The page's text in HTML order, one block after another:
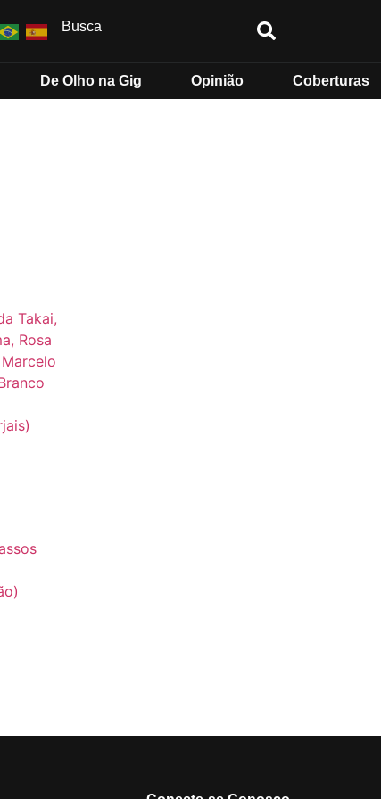
De Olho na Gig Opinião Coberturas